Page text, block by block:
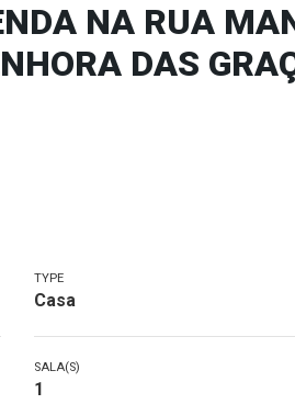
NA RUA
DAS
TYPE
Casa
SALA(S)
1